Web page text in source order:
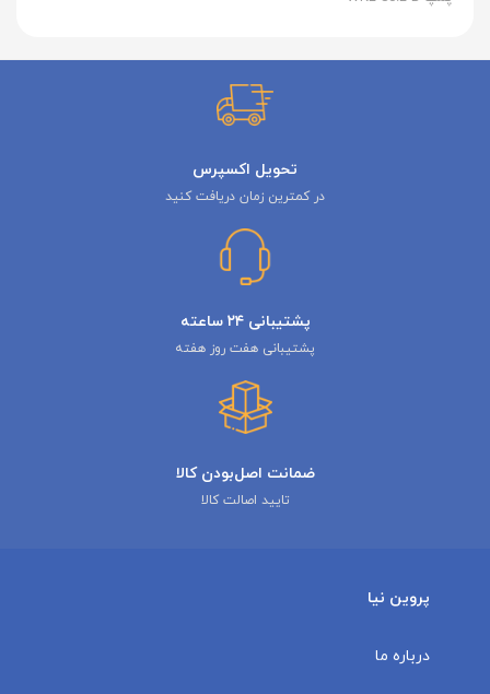
تحویل اکسپرس
در کمترین زمان دریافت کنید
پشتیبانی ۲۴ ساعته
پشتیبانی هفت روز هفته
ضمانت اصل‌بودن کالا
تایید اصالت کالا
پروین نیا
درباره ما